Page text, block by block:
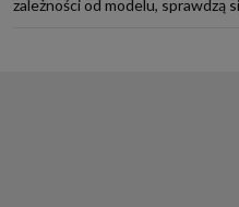
zależności od modelu, sprawdzą